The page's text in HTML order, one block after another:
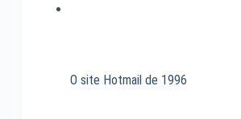
O site Hotmail de 1996